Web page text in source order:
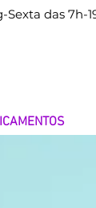
Sexta das 7h-